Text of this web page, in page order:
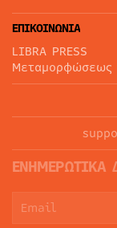
ΕΠΙΚΟΙΝΩΝΙΑ
LIBRA PRESS
Μεταμορφώσεως
ΕΝΗΜΕΡΩΤΙΚΑ